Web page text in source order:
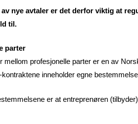
nye avtaler er det derfor viktig at
til.
parter
mellom profesjonelle parter er en av
inneholder egne
er at entreprenøren